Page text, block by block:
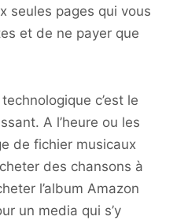
seules pages qui vous
et de ne payer que
c’est le
A l’heure ou les
de fichier musicaux
des chansons à
l’album Amazon
un media qui s’y